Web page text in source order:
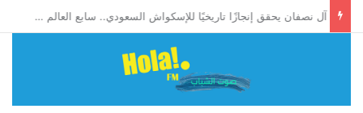
آل نصفان يحقق إنجازًا تاريخيًا للإسكواش السعودي.. سابع العالم وأول آسيوي يبلغ ربع نهائي بطولة العالم للشباب